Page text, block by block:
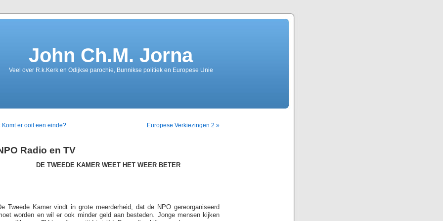
John Ch.M. Jorna
Veel over R.k.Kerk en Odijkse parochie, Bunnikse politiek en Europese Unie
Komt er ooit een einde? Europese Verkiezingen 2 »
Radio en TV
DE TWEEDE KAMER WEET HET WEER BETER
Tweede Kamer vindt in grote meerderheid, dat de NPO gereorganiseerd
worden en wil er ook minder geld aan besteden. Jonge mensen kijken